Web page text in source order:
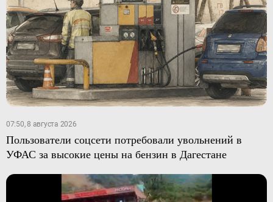
07:50, 8 августа 2026
Пользователи соцсети потребовали увольнений в
УФАС за высокие цены на бензин в Дагестане